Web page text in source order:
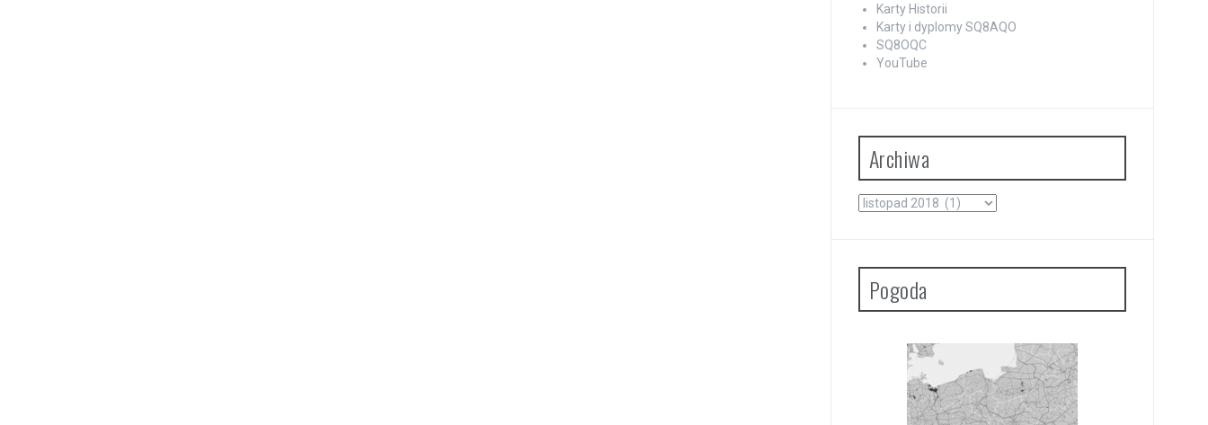
Karty Historii
Karty i dyplomy SQ8AQO
SQ8OQC
YouTube
Archiwa
Archiwa
Pogoda